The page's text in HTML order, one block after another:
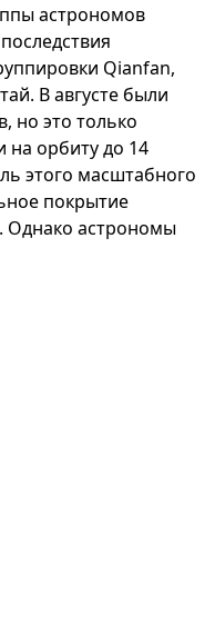
астрономов
Qianfan,
В августе были
но это только
на орбиту до 14
этого масштабного
покрытие
астрономы